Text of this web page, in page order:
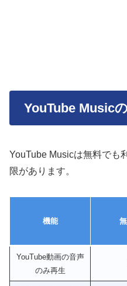
YouTube Music
YouTube Musicは無料でも
限があります。
機能
YouTube動画の音声
のみ再生